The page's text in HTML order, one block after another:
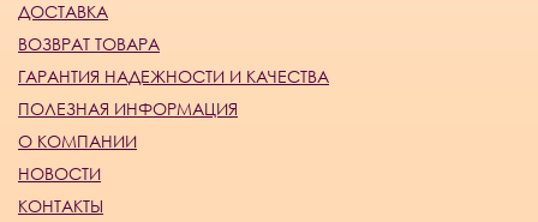
ДОСТАВКА
ВОЗВРАТ ТОВАРА
ГАРАНТИЯ НАДЕЖНОСТИ И КАЧЕСТВА
ПОЛЕЗНАЯ ИНФОРМАЦИЯ
О КОМПАНИИ
НОВОСТИ
КОНТАКТЫ